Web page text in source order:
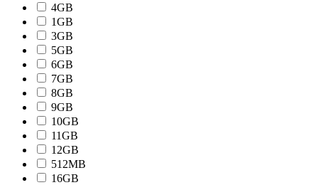
4GB
1GB
3GB
5GB
6GB
7GB
8GB
9GB
10GB
11GB
12GB
512MB
16GB